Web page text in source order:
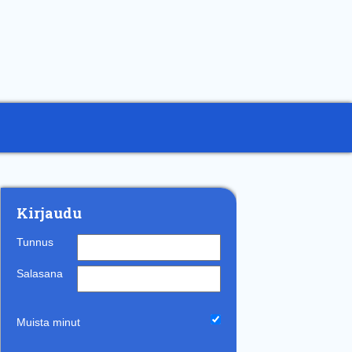
Kirjaudu
Tunnus
Salasana
Muista minut